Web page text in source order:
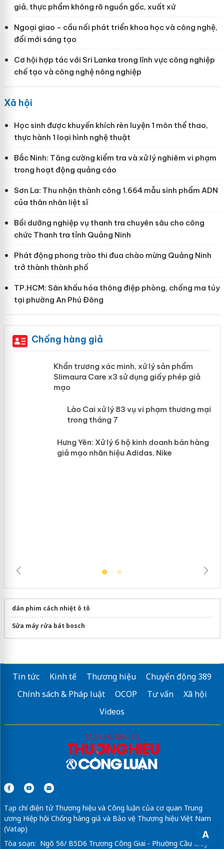
A
giả, thực phẩm không rõ nguồn gốc, xuất xứ
Ngoại giao - cầu nối phát triển khoa học và công nghệ,
đổi mới sáng tạo
Cơ hội hợp tác với Sri Lanka trong lĩnh vực công nghiệp
chế tạo và công nghệ nông nghiệp
Xã hội
Học sinh được khuyến khích rèn luyện 1 môn thể thao,
thực hành 1 loại hình nghệ thuật
Bắc Ninh: Tăng cường kiểm tra và xử lý nghiêm vi phạm
trong hoạt động quảng cáo
Sơn La: Thu nhận thành công 1.664 mẫu sinh phẩm ADN
của thân nhân liệt sĩ
Bồi dưỡng nghiệp vụ thanh tra chuyên sâu cho công
chức Thanh tra tỉnh Quảng Ninh
Phát động phong trào thi đua chào mừng Quảng Ninh
trở thành thành phố
TP.HCM: Sân khấu hóa thông điệp phòng, chống ma túy
tại phường An Phú Đông
Chống hàng giả
Khẩn trương xác minh, xử lý sản phẩm
Slimaura Care x3 sử dụng giấy phép giả
mạo
Lào Cai xử lý 83 vụ vi phạm thương
mại trong tháng 7
dán phim cách nhiệt ô tô
Sửa máy rửa bát bosch
Tin tức Kinh tế Thương hiệu
Chuyển động 389
Chính sách & Pháp luật
OCOP Tư vấn
Xã hội
Videos
Tạp chí điện tử Thương hiệu và Công luận của cơ quan Trung
ương Hiệp hội Chống hàng giả và Bảo vệ Thương hiệu Việt Nam
(Vatap)
Tòa soạn: Ngõ 56/ B5D6 Trương Công Giai - Phường Cầu Giấy -